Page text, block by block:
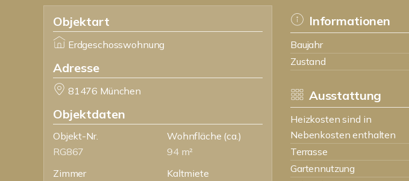
Objektart
Erdgeschosswohnung
Adresse
81476 München
Objektdaten
Objekt-Nr.
RG867
Wohnfläche (ca.)
94 m²
Zimmer
Kaltmiete
Informationen
Baujahr
Zustand
Ausstattung
Heizkosten sind in
Nebenkosten enthalten
Terrasse
Gartennutzung